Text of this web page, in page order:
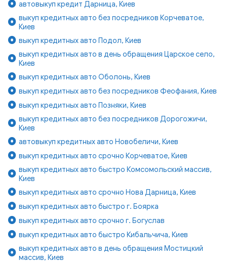
автовыкуп кредит Дарница, Киев
выкуп кредитных авто без посредников Корчеватое,
Киев
выкуп кредитных авто Подол, Киев
выкуп кредитных авто в день обращения Царское село,
Киев
выкуп кредитных авто Оболонь, Киев
выкуп кредитных авто без посредников Феофания, Киев
выкуп кредитных авто Позняки, Киев
выкуп кредитных авто без посредников Дорогожичи,
Киев
автовыкуп кредитных авто Новобеличи, Киев
выкуп кредитных авто срочно Корчеватое, Киев
выкуп кредитных авто быстро Комсомольский массив,
Киев
выкуп кредитных авто срочно Нова Дарница, Киев
выкуп кредитных авто быстро г. Боярка
выкуп кредитных авто срочно г. Богуслав
выкуп кредитных авто быстро Кибальчича, Киев
выкуп кредитных авто в день обращения Мостицкий
массив, Киев